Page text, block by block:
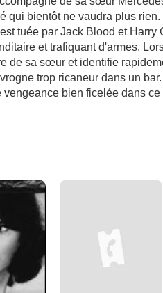
qui bientôt ne vaudra plus
tuée par Jack Blood et Harry
et trafiquant d'armes.
de sa sœur et identifie
trop ricaneur dans un
bien ficelée dans